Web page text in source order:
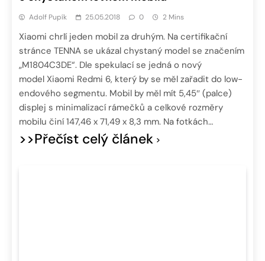
Adolf Pupík 25.05.2018 0 2 Mins
Xiaomi chrlí jeden mobil za druhým. Na certifikační
stránce TENNA se ukázal chystaný model se značením
„M1804C3DE“. Dle spekulací se jedná o nový
model Xiaomi Redmi 6, který by se měl zařadit do low-
endového segmentu. Mobil by měl mít 5,45″ (palce)
displej s minimalizací rámečků a celkové rozměry
mobilu činí 147,46 x 71,49 x 8,3 mm. Na fotkách…
>>Přečíst celý článek